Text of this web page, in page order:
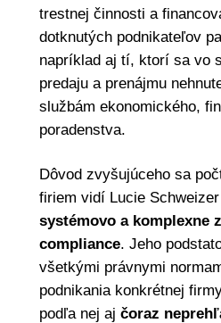
trestnej činnosti a
dotknutých podnikateľov
napríklad aj tí, ktorí sa vo
predaju a prenájmu
službám ekonomického,
poradenstva.
Dôvod zvyšujúceho sa
firiem vidí Lucie
systémovo a komplexne
compliance. Jeho
všetkými právnymi
podnikania konkrétnej
podľa nej aj čoraz